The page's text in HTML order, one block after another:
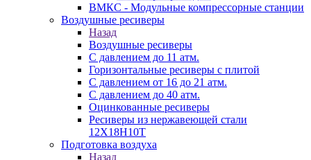
ВМКС - Модульные компрессорные станции
Воздушные ресиверы
Назад
Воздушные ресиверы
С давлением до 11 атм.
Горизонтальные ресиверы с плитой
С давлением от 16 до 21 атм.
С давлением до 40 атм.
Оцинкованные ресиверы
Ресиверы из нержавеющей стали
12Х18Н10Т
Подготовка воздуха
Назад